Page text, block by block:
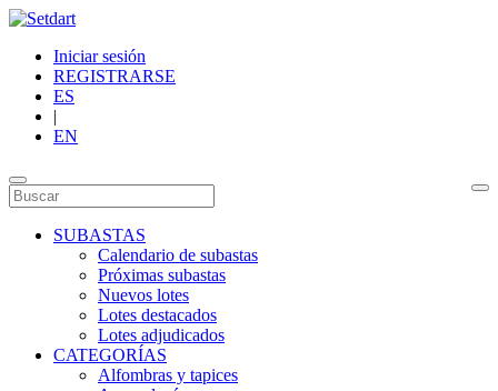
Iniciar sesión
REGISTRARSE
ES
|
EN
SUBASTAS
Calendario de subastas
Próximas subastas
Nuevos lotes
Lotes destacados
Lotes adjudicados
CATEGORÍAS
Alfombras y tapices